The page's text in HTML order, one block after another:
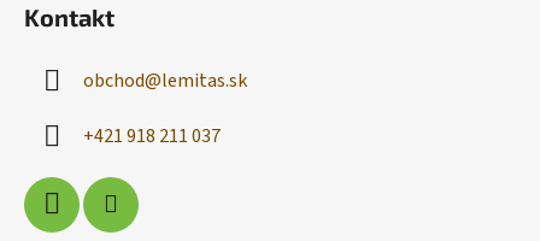
Kontakt
obchod@lemitas.sk
+421 918 211 037